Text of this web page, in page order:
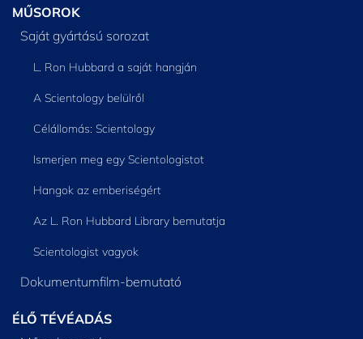
MŰSOROK
Saját gyártású sorozat
L. Ron Hubbard a saját hangján
A Scientology belülről
Célállomás: Scientology
Ismerjen meg egy Scientologistot
Hangok az emberiségért
Az L. Ron Hubbard Library bemutatja
Scientologist vagyok
Dokumentumfilm-bemutató
ÉLŐ TÉVÉADÁS